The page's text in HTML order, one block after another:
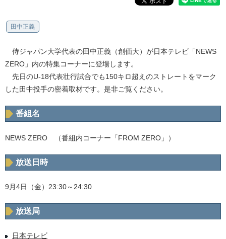
田中正義
侍ジャパン大学代表の田中正義（創価大）が日本テレビ「NEWS
ZERO」内の特集コーナーに登場します。
先日のU-18代表壮行試合でも150キロ超えのストレートをマーク
した田中投手の密着取材です。是非ご覧ください。
番組名
NEWS ZERO （番組内コーナー「FROM ZERO」）
放送日時
9月4日（金）23:30～24:30
放送局
日本テレビ